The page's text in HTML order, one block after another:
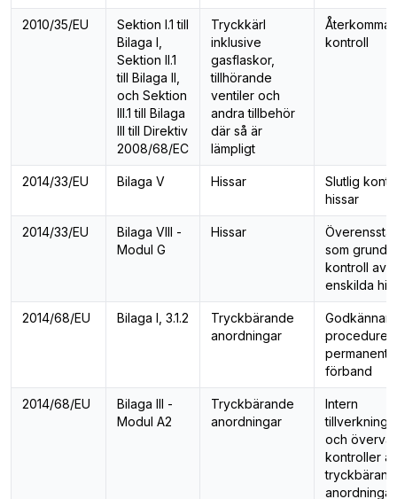
2010/35/EU
Sektion I.1 till
Bilaga I,
Sektion II.1
till Bilaga II,
och Sektion
III.1 till Bilaga
III till Direktiv
2008/68/EC
Tryckkärl
inklusive
gasflaskor,
tillhörande
ventiler och
andra tillbehör
där så är
lämpligt
kontroll
2014/33/EU Bilaga V Hissar
Slutlig
hissar
2014/33/EU
Bilaga VIII -
Modul G
Hissar
som
kontroll av
enskilda
2014/68/EU Bilaga I, 3.1.2
Tryckbärande
anordningar
procedurer
permanenta
förband
2014/68/EU
Bilaga III -
Modul A2
Tryckbärande
anordningar
Intern
och
kontroller